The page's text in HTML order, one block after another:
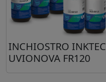
INCHIOSTRO INKTEC
UVIONOVA FR120